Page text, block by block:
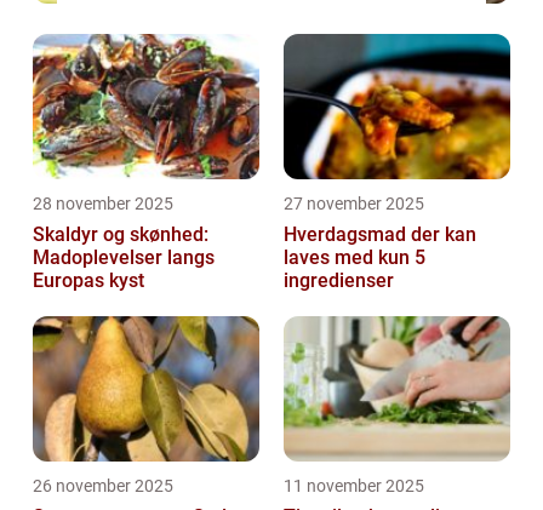
28 november 2025
Skaldyr og skønhed:
Madoplevelser langs
Europas kyst
27 november 2025
Hverdagsmad der kan
laves med kun 5
ingredienser
26 november 2025 11 november 2025